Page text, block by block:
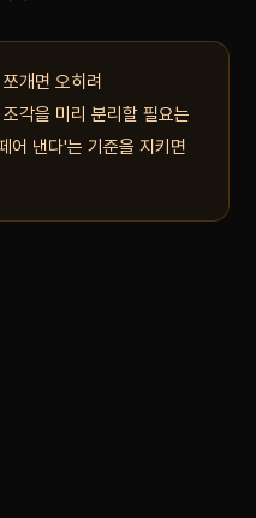
개면 오히려
각을 미리 분리할 필요는
어 낸다'는 기준을 지키면